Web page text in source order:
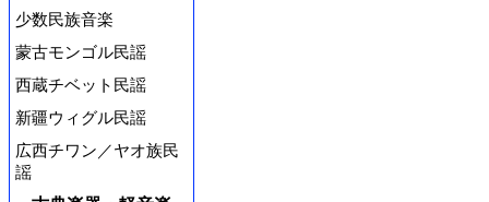
少数民族音楽
蒙古モンゴル民謡
西蔵チベット民謡
新疆ウィグル民謡
広西チワン／ヤオ族民
謡